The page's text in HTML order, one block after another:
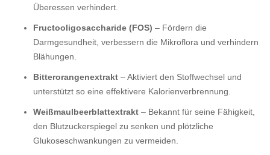
Überessen verhindert.
Fructooligosaccharide (FOS) – Fördern die
Darmgesundheit, verbessern die Mikroflora und verhindern
Blähungen.
Bitterorangenextrakt – Aktiviert den Stoffwechsel und
unterstützt so eine effektivere Kalorienverbrennung.
Weißmaulbeerblattextrakt – Bekannt für seine Fähigkeit,
den Blutzuckerspiegel zu senken und plötzliche
Glukoseschwankungen zu vermeiden.